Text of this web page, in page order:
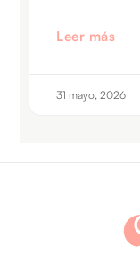
Leer más
31 mayo, 2026